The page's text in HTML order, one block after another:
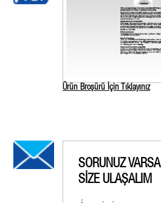
Ürün Broşürü İçin Tıklayınız
SORUNUZ VARSA
SİZE ULAŞALIM